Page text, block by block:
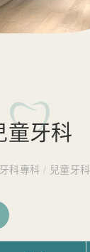
童牙科
牙科專科 / 兒童牙科